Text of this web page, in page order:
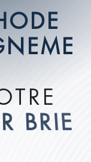
ODE
N EME
TRE
R BRIE